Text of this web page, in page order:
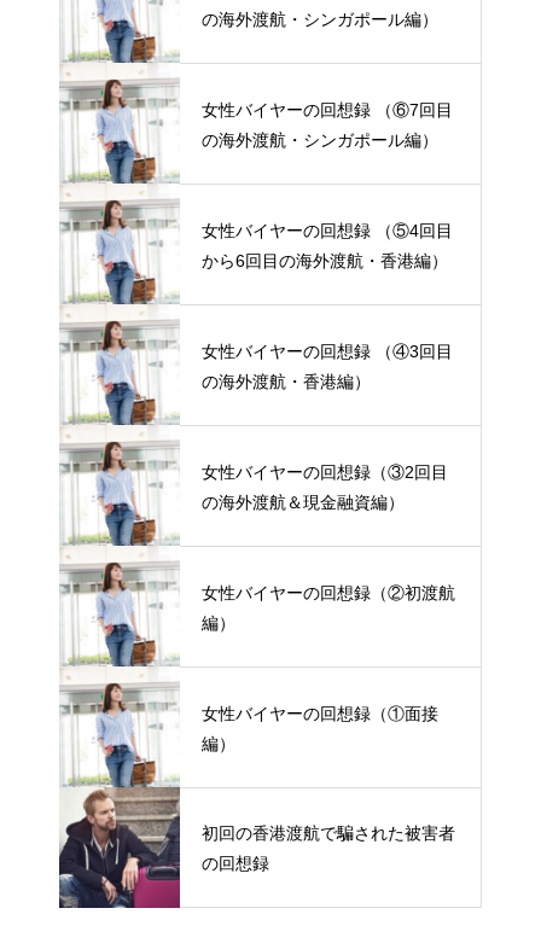
の海外渡航・シンガポール編）
女性バイヤーの回想録 （⑥7回目
の海外渡航・シンガポール編）
女性バイヤーの回想録 （⑤4回目
から6回目の海外渡航・香港編）
女性バイヤーの回想録 （④3回目
の海外渡航・香港編）
女性バイヤーの回想録（③2回目
の海外渡航＆現金融資編）
女性バイヤーの回想録（②初渡航
編）
女性バイヤーの回想録（①面接
編）
初回の香港渡航で騙された被害者
の回想録